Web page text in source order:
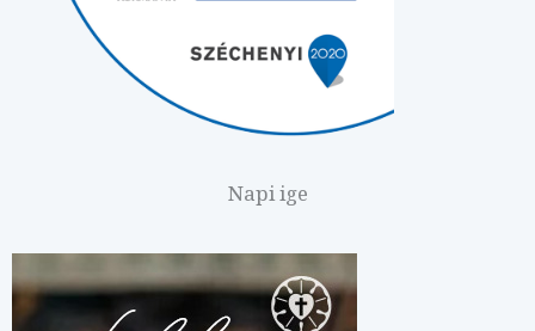
Napi ige